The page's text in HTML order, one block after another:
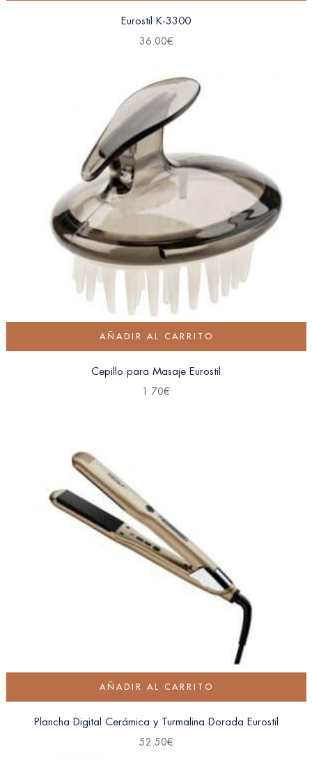
Eurostil K-3300
36.00€
AÑADIR AL CARRITO
Cepillo para Masaje Eurostil
1.70€
AÑADIR AL CARRITO
Plancha Digital Cerámica y Turmalina Dorada Eurostil
52.50€